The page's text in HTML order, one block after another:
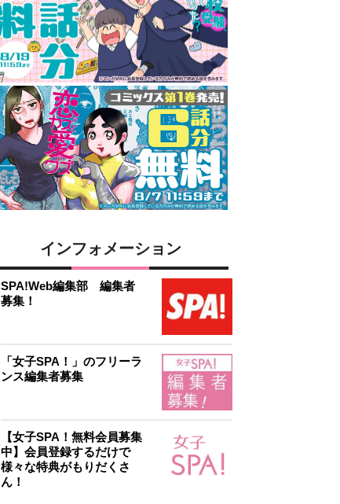
インフォメーション
SPA!Web編集部 編集者
募集！
「女子SPA！」のフリーラ
ンス編集者募集
【女子SPA！無料会員募集
中】会員登録するだけで
様々な特典がもりだくさ
ん！